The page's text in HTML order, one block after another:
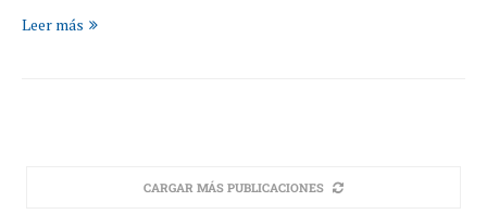
Leer más
CARGAR MÁS PUBLICACIONES